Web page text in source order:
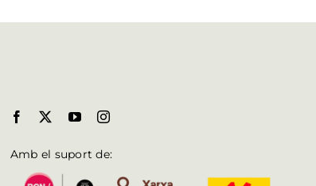
Amb el suport de: